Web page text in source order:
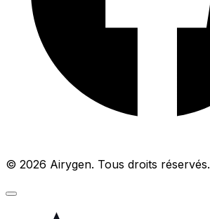
© 2026 Airygen. Tous droits réservés.